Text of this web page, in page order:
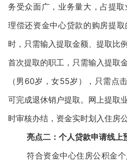
务受众面广，业务量大，占提
理偿还资金中心贷款的购房提
时，只需输入提取金额、提取比
首次提取的职工，只需输入提取
（男60岁，女55岁），只需点
可完成退休销户提取。网上提取
时审核办结，资金实时划入住房
亮点二：个人贷款申请线上
符合资金中心住房公积金